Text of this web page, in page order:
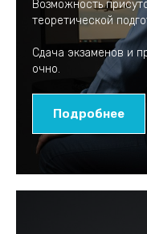
Возможность
теоретической
Сдача экзаменов и
очно.
Подробнее